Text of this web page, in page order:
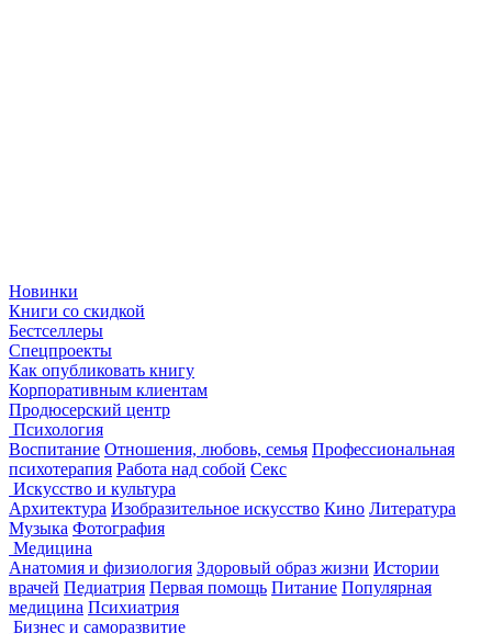
Новинки
Книги со скидкой
Бестселлеры
Спецпроекты
Как опубликовать книгу
Корпоративным клиентам
Продюсерский центр
Психология
Воспитание Отношения, любовь, семья Профессиональная
психотерапия Работа над собой Секс
Искусство и культура
Архитектура Изобразительное искусство Кино Литература
Музыка Фотография
Медицина
Анатомия и физиология Здоровый образ жизни Истории
врачей Педиатрия Первая помощь Питание Популярная
медицина Психиатрия
Бизнес и саморазвитие